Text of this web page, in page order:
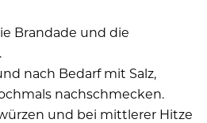
Brandade und die
nach Bedarf mit Salz,
nachschmecken.
und bei mittlerer Hitze